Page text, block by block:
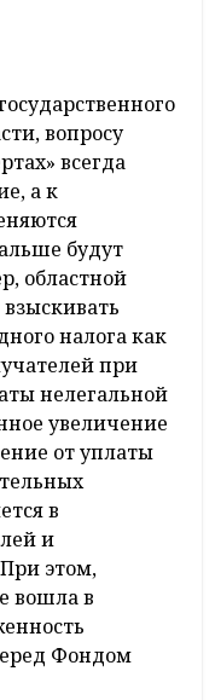
вопросу
всегда
а к
будут
областной
налога как
при
нелегальной
увеличение
от уплаты
в
и
этом,
вошла в
Фондом